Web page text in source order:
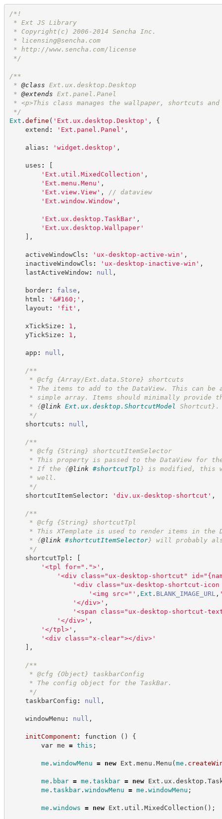
/* !
* Ext JS Library
* Copyright(c) 2006-2014 Sencha Inc.
*
licensing@sencha.com
* http://www.sencha.com/license
*/
/**
* @class Ext.ux.desktop.Desktop
* @extends Ext.panel.Panel
* <p>This class manages the wallpaper, shortcuts
*/
Ext . define ( ' Ext.ux.desktop.Desktop ' ,
{
extend : ' Ext.panel.Panel ' ,
alias : ' widget.desktop ' ,
uses :
[
' Ext.util.MixedCollection ' ,
' Ext.menu.Menu ' ,
' Ext.view.View' , // dataview
' Ext.window.Window' ,
' Ext.ux.desktop.TaskBar' ,
' Ext.ux.desktop.Wallpaper'
] ,
activeWindowCls : ' ux-desktop-active-win ' ,
inactiveWindowCls : ' ux-desktop-inactive-win ' ,
lastActiveWindow: null ,
border: false ,
html : ' &#160; ' ,
layout : ' fit ' ,
xTickSize : 1 ,
yTickSize : 1 ,
app : null ,
/**
* @cfg {Array/Ext.data.Store} shortcuts
* The items to add to the DataView. This can be
* simple array. Items should minimally provide
* {@link Ext.ux.desktop.ShortcutModel Shortcut} .
*/
shortcuts : null ,
/**
* @cfg {String}
shortcutItemSelector
* This property is passed to the DataView for
* If the {@link #shortcutTpl } is modified, this
* well.
*/
shortcutItemSelector: ' div.ux-desktop-shortcut ' ,
/**
* @cfg {String}
shortcutTpl
* This XTemplate is used to render items in the
* {@link #shortcutItemSelector} will probably
*/
shortcutTpl :
[
' <tpl for=".">' ,
' <div class="ux-desktop-shortcut"
' <div class="ux-desktop-shortcut-
' <img src=" ' , Ext . BLANK_IMAGE_URL ,
' </div>' ,
' <span class="ux-desktop-shortcut-
' </div>' ,
' </tpl>' ,
' <div class="x-clear"></div>'
] ,
/**
* @cfg {Object}
taskbarConfig
* The config object for the TaskBar.
*/
taskbarConfig : null ,
windowMenu : null ,
initComponent : function ( )
{
var me = this ;
me . windowMenu = new Ext . menu . Menu (me .
me . bbar = me . taskbar = new Ext . ux . desktop .
me . taskbar. windowMenu = me . windowMenu ;
me . windows = new Ext . util . MixedCollection ( ) ;